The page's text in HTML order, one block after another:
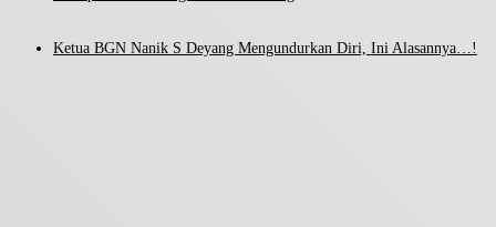
Ketua BGN Nanik S Deyang Mengundurkan Diri, Ini Alasannya…!